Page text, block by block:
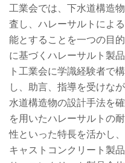
工業会では、下水道構造
査し、ハレーサルトによ
能とすることを一つの目
に基づくハレーサルト製
ト工業会に学識経験者で
し、助言、指導を受けな
水道構造物の設計手法を
を用いたハレーサルトの
性といった特長を活かし
キャストコンクリート製